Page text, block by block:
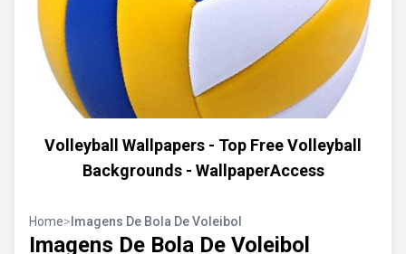
Volleyball Wallpapers - Top Free Volleyball
Backgrounds - WallpaperAccess
Home> Imagens De Bola De Voleibol
Imagens De Bola De Voleibol